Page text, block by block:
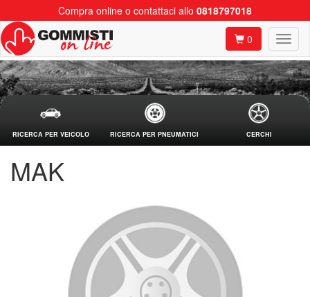
Compra online o contattaci allo 0818797018
0
RICERCA PER VEICOLO RICERCA PER PNEUMATICI CERCHI
MAK